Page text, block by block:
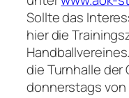
Sollte das
hier die
die Turnhalle
donnerstags von